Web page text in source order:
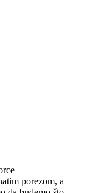
porezom, a